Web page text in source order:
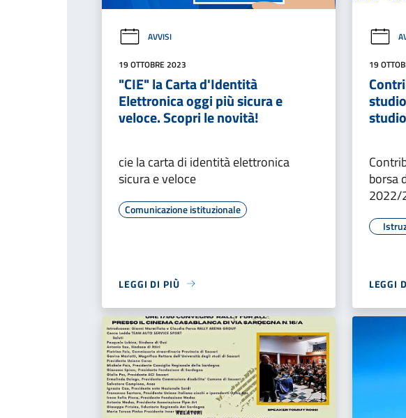
AVVISI
19 OTTOBRE 2023
"CIE" la Carta d'Identità
Elettronica oggi più sicura e
veloce. Scopri le novità!
cie la carta di identità elettronica
sicura e veloce
Comunicazione istituzionale
LEGGI DI PIÙ
19
borsa
2022/
LEGGI